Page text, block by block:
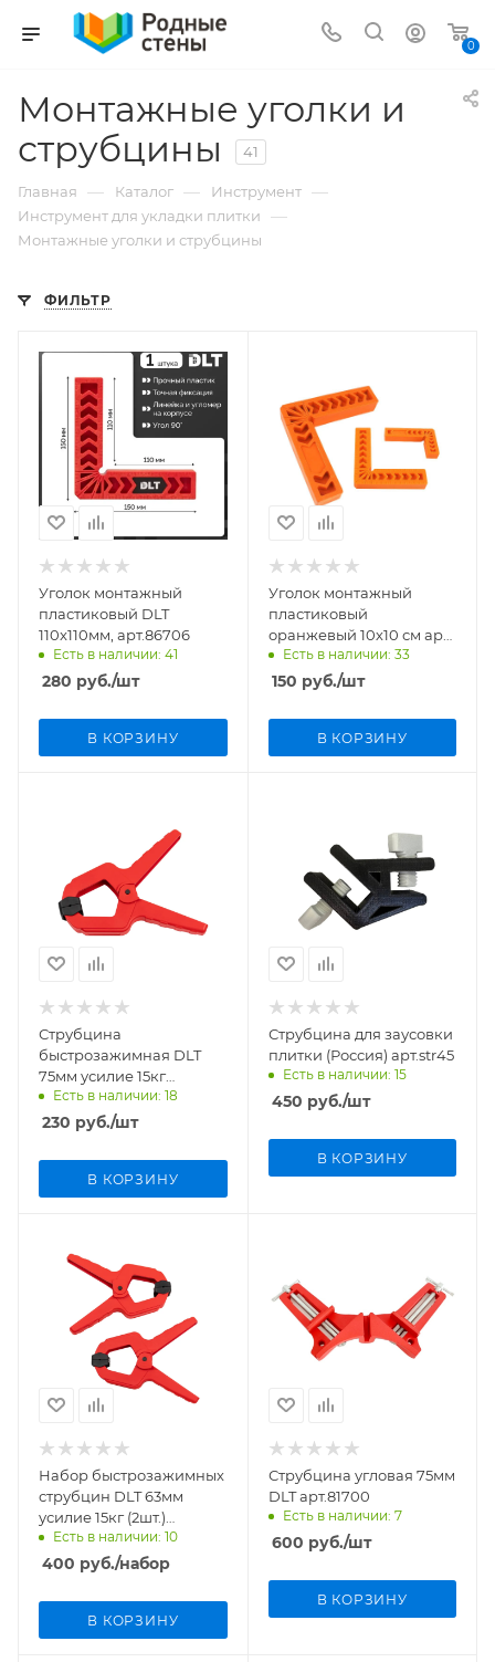
0
Монтажные уголки и
струбцины
41
Главная — Каталог — Инструмент —
Инструмент для укладки плитки —
Монтажные уголки и струбцины
ФИЛЬТР
Уголок монтажный
пластиковый DLT
110x110мм, арт.86706
Есть в наличии: 41
280 руб./шт
В КОРЗИНУ
Уголок монтажный
пластиковый
оранжевый 10х10 см арт.
An10/10 оранж
Есть в наличии: 33
150 руб./шт
В КОРЗИНУ
Струбцина
быстрозажимная DLT
75мм усилие 15кг
арт.82530
Есть в наличии: 18
230 руб./шт
В КОРЗИНУ
Струбцина для заусовки
плитки (Россия) арт.str45
Есть в наличии: 15
450 руб./шт
В КОРЗИНУ
Набор быстрозажимных
струбцин DLT 63мм
усилие 15кг (2шт.)
арт.82525
Есть в наличии: 10
400 руб./набор
В КОРЗИНУ
Струбцина угловая 75мм
DLT арт.81700
Есть в наличии: 7
600 руб./шт
В КОРЗИНУ